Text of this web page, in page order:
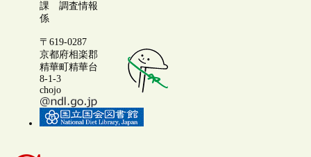
課 調査情報
係
〒619-0287
京都府相楽郡
精華町精華台
8-1-3
chojo